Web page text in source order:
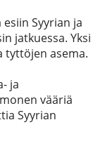
Syyrian ja
jatkuessa. Yksi
tyttöjen asema.
ja
vääriä
Syyrian